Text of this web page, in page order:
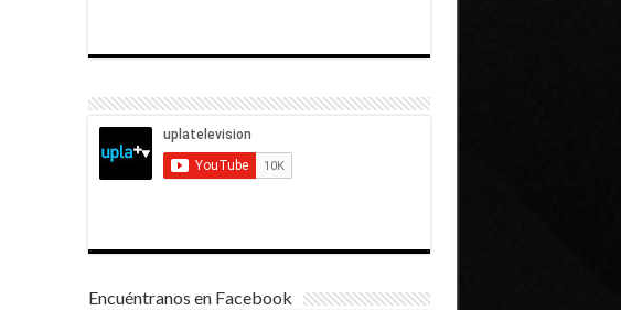
Encuéntranos en Facebook